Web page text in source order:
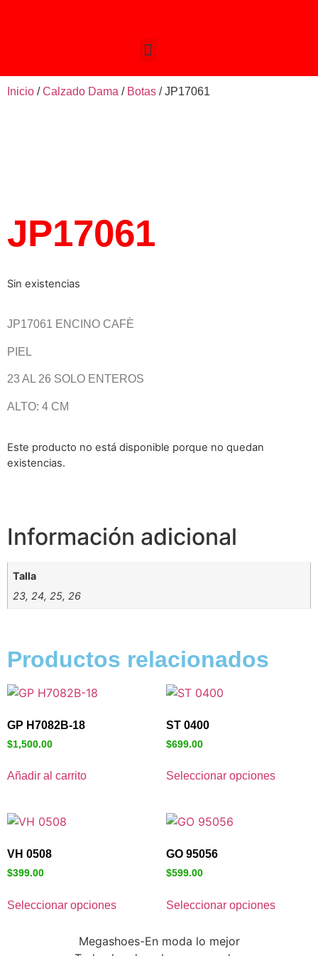
Inicio /Calzado Dama / Botas / JP17061
JP17061
Sin existencias
JP17061 ENCINO CAFÈ
PIEL
23 AL 26 SOLO ENTEROS
ALTO: 4 CM
Este producto no está disponible porque no quedan
existencias.
Información adicional
Talla
23, 24, 25, 26
Productos relacionados
GP H7082B-18
$1,500.00
Añadir al carrito
ST 0400
$699.00
Seleccionar opciones
VH 0508
$399.00
Seleccionar opciones
GO 95056
$599.00
Seleccionar opciones
Megashoes-En moda lo mejor